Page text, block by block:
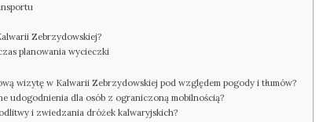
Zebrzydowskiej?
planowania wycieczki
wizytę w Kalwarii Zebrzydowskiej pod względem pogody i tłumów?
udogodnienia dla osób z ograniczoną mobilnością?
i zwiedzania dróżek kalwaryjskich?